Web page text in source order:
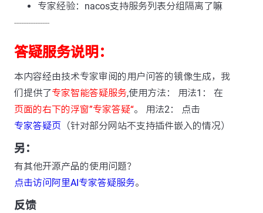
专家经验：nacos支持服务列表分组隔离了嘛
---------------
答疑服务说明：
本内容经由技术专家审阅的用户问答的镜像生成，我
们提供了专家智能答疑服务,使用方法： 用法1： 在
页面的右下的浮窗”专家答疑“。 用法2： 点击
专家答疑页 （针对部分网站不支持插件嵌入的情况）
另：
有其他开源产品的使用问题？
点击访问阿里AI专家答疑服务。
反馈